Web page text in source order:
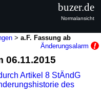
>a.F. Fassung ab
Änderungsalarm
06.11.2015
Artikel 8 StÄndG
des
buzer.de
Normalansicht